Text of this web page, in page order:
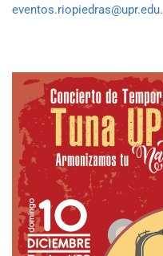
eventos.riopiedras@upr.edu.